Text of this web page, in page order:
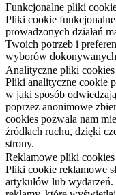
Funkcjonalne pliki
Pliki cookie
prowadzonych działań
Twoich potrzeb i
wyborów
Analityczne pliki cookies
Pliki analityczne cookie
w jaki sposób
poprzez anonimowe
cookies pozwala nam
źródłach ruchu, dzięki
strony.
Reklamowe pliki cookies
Pliki cookie reklamowe
artykułów lub